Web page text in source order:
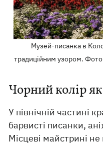
Музей-писанка в
традиційним узором.
Чорний колір
У північній частині
барвисті писанки,
Місцеві майстрині